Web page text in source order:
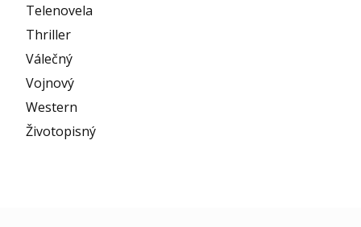
Telenovela
Thriller
Válečný
Vojnový
Western
Životopisný